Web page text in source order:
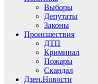
Выборы
Депутаты
Законы
Происшествия
ДТП
Криминал
Пожары
Скандал
Дзен.Новости